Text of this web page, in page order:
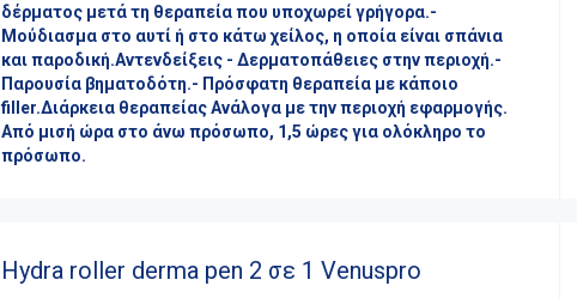
δέρματος μετά τη θεραπεία που υποχωρεί γρήγορα.-
Μούδιασμα στο αυτί ή στο κάτω χείλος, η οποία είναι σπάνια
και παροδική.Αντενδείξεις - Δερματοπάθειες στην περιοχή.-
Παρουσία βηματοδότη.- Πρόσφατη θεραπεία με κάποιο
filler.Διάρκεια θεραπείας Ανάλογα με την περιοχή εφαρμογής.
Από μισή ώρα στο άνω πρόσωπο, 1,5 ώρες για ολόκληρο το
πρόσωπο.
Hydra roller derma pen 2 σε 1 Venuspro